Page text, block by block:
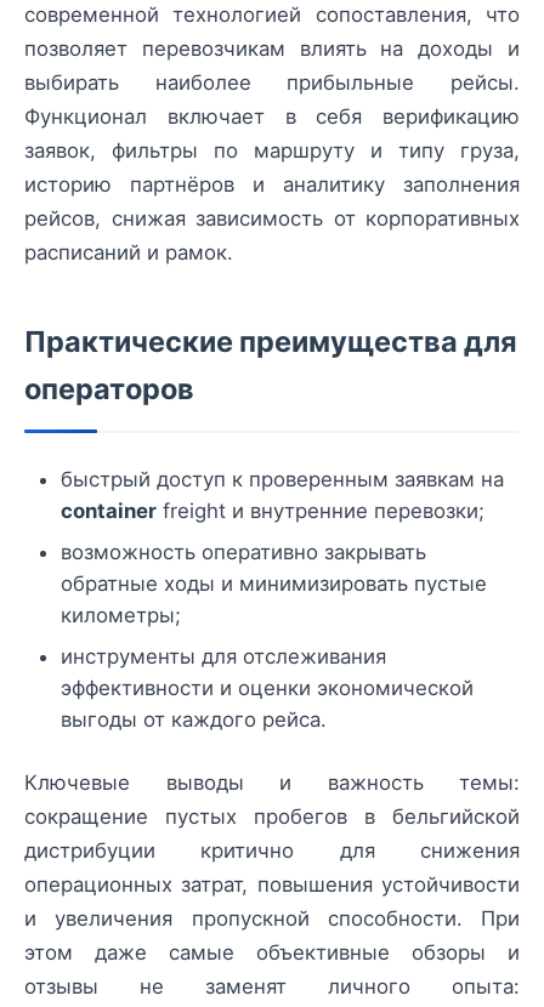
современной технологией сопоставления, что
позволяет перевозчикам влиять на доходы и
выбирать наиболее прибыльные рейсы.
Функционал включает в себя верификацию
заявок, фильтры по маршруту и типу груза,
историю партнёров и аналитику заполнения
рейсов, снижая зависимость от корпоративных
расписаний и рамок.
Практические преимущества для
операторов
быстрый доступ к проверенным заявкам на
container freight и внутренние перевозки;
возможность оперативно закрывать
обратные ходы и минимизировать пустые
километры;
инструменты для отслеживания
эффективности и оценки экономической
выгоды от каждого рейса.
Ключевые выводы и важность темы:
сокращение пустых пробегов в бельгийской
дистрибуции критично для снижения
операционных затрат, повышения устойчивости
и увеличения пропускной способности. При
этом даже самые объективные обзоры и
отзывы не заменят личного опыта: